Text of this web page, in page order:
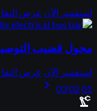
استفسر الآن عرض
محول قضيب
استفسر الآن عرض
01
02
03
chevron_right
precision_manufacturing